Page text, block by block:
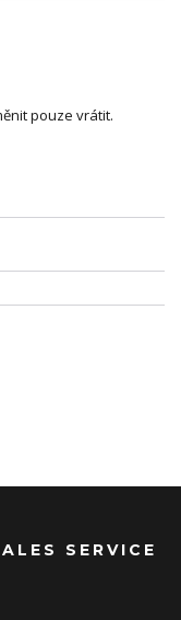
pouze vrátit.
SERVICE